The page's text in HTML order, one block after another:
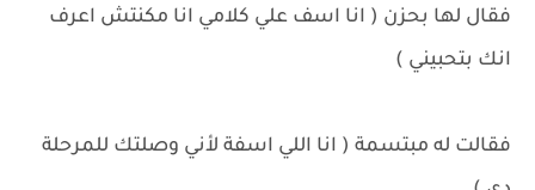
فقال لها بحزن ( انا اسف علي كلامي انا مكنتش اعرف
انك بتحبيني )
فقالت له مبتسمة ( انا اللي اسفة لأني وصلتك للمرحلة